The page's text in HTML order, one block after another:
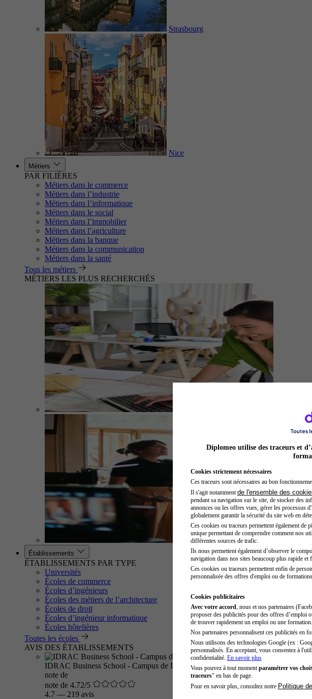
Strasbourg
Nice
Métiers
PAR FILIÈRES
Métiers dans le commerce
Métiers dans l’industrie
Métiers dans l’informatique
Métiers dans le social
Métiers dans l’immobilier
Métiers dans l’agriculture
Métiers dans la banque
Métiers dans la communication
Métiers dans la santé
Tous les métiers
MÉTIERS LES PLUS RECHERCHÉS
Établissements
ÉTABLISSEMENTS PAR TYPE
Universités
Écoles de commerce
Écoles d’ingénieurs
Écoles des métiers de l’architecture
Écoles de droit
Écoles d’ingénieur informatique
Écoles hôtelières
Toutes les écoles
AVIS DES ÉTABLISSEMENTS
IDRAC Business School - Campus de Lyon
note de
note de 4.72/5
4.7 — 219 avis
Diplomeo utilise des traceurs et
Cookies strictement nécessaires
Ces traceurs sont nécessaires au bon
Il s'agit notamment de l'ensemble des
pendant sa navigation sur le site, de stocker des
annonces ou les offres vues, gérer les processus
globalement garantir la sécurité du site web en
Ces cookies ou traceurs permettent également
unique permettant de comprendre comment nos
différentes sources de trafic.
Ils nous permettent également d’observer le
navigation dans nos sites beaucoup plus rapide et
Ces cookies ou traceurs permettent enfin de
personnalisée des offres d'emploi ou de
Cookies publicitaires
Avec votre accord , nous et nos partenaires
proposer des publicités pour des offres d’emploi
de trouver rapidement un emploi ou une formation.
Nos partenaires personnalisent ces publicités en
Nous utilisons des technologies Google (ex :
personnalisés. En acceptant, vous consentez à
confidentialité. En savoir plus
Vous pouvez à tout moment paramétrer vos
traceurs" en bas de page.
Pour en savoir plus, consultez notre Politique